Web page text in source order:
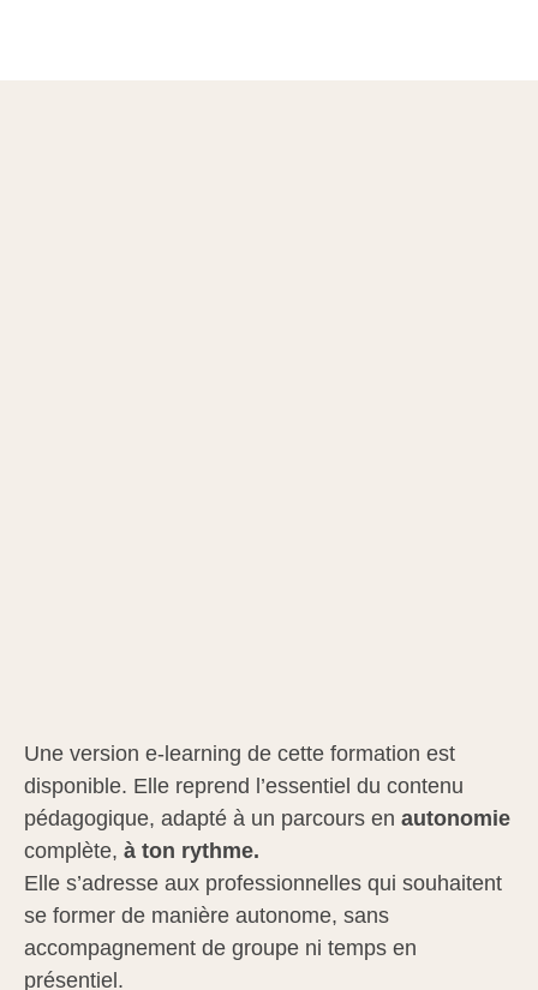
Une version e-learning de cette formation est
disponible. Elle reprend l’essentiel du contenu
pédagogique, adapté à un parcours en autonomie
complète, à ton rythme.
Elle s’adresse aux professionnelles qui souhaitent
se former de manière autonome, sans
accompagnement de groupe ni temps en
présentiel.